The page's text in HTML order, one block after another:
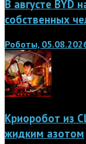
В августе BYD
собственных
Роботы,
Криоробот из
жидким азотом